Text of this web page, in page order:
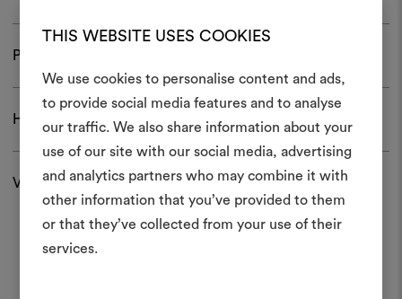
THIS WEBSITE USES COOKIES
We use cookies to personalise content and ads,
to provide social media features and to analyse
our traffic. We also share information about your
use of our site with our social media, advertising
and analytics partners who may combine it with
other information that you’ve provided to them
or that they’ve collected from your use of their
services.
Pflege und Gebrauch
Herunterladen
Versand und Rücksendungen
Ein
erstellen
Ein interaktives Tool, mit
Ideen zum Leben
anderen teilen können,